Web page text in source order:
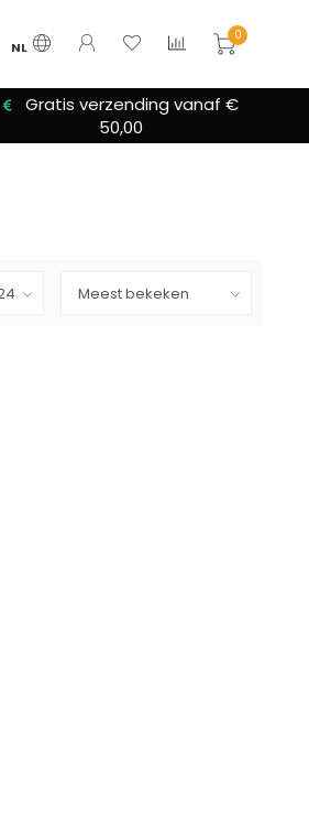
NL
0
Gratis verzending vanaf €
50,00